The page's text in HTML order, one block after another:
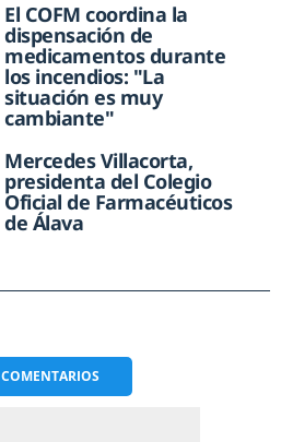
El COFM coordina la
dispensación de
medicamentos durante
los incendios: "La
situación es muy
cambiante"
Mercedes Villacorta,
presidenta del Colegio
Oficial de Farmacéuticos
de Álava
COMENTARIOS